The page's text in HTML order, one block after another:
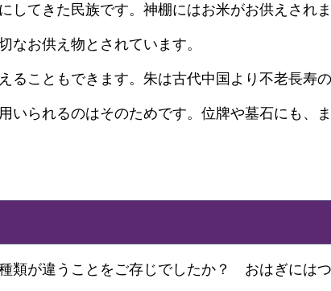
してきた民族です。神棚にはお米がお供えされ
なお供え物とされています。
ることもできます。朱は古代中国より不老長寿
いられるのはそのためです。位牌や墓石にも、
類が違うことをご存じでしたか？ おはぎには